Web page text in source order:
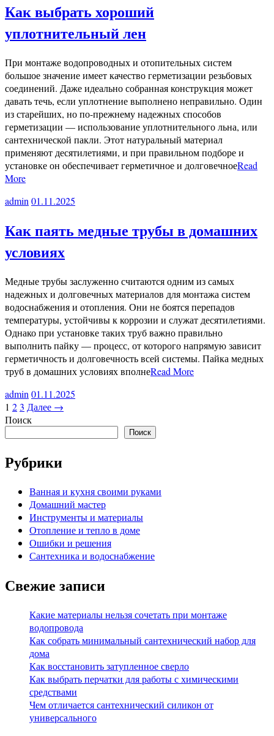
Как выбрать хороший
уплотнительный лен
При монтаже водопроводных и отопительных систем
большое значение имеет качество герметизации резьбовых
соединений. Даже идеально собранная конструкция может
давать течь, если уплотнение выполнено неправильно. Один
из старейших, но по-прежнему надежных способов
герметизации — использование уплотнительного льна, или
сантехнической пакли. Этот натуральный материал
применяют десятилетиями, и при правильном подборе и
установке он обеспечивает герметичное и долговечноеRead
More
admin 01.11.2025
Как паять медные трубы в домашних
условиях
Медные трубы заслуженно считаются одним из самых
надежных и долговечных материалов для монтажа систем
водоснабжения и отопления. Они не боятся перепадов
температуры, устойчивы к коррозии и служат десятилетиями.
Однако при установке таких труб важно правильно
выполнить пайку — процесс, от которого напрямую зависит
герметичность и долговечность всей системы. Пайка медных
труб в домашних условиях вполнеRead More
admin 01.11.2025
1 23 Далее →
Поиск
Поиск
Рубрики
Ванная и кухня своими руками
Домашний мастер
Инструменты и материалы
Отопление и тепло в доме
Ошибки и решения
Сантехника и водоснабжение
Свежие записи
Какие материалы нельзя сочетать при монтаже
водопровода
Как собрать минимальный сантехнический набор для
дома
Как восстановить затупленное сверло
Как выбрать перчатки для работы с химическими
средствами
Чем отличается сантехнический силикон от
универсального